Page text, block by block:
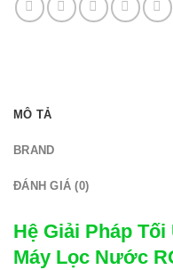
MÔ TẢ
BRAND
ĐÁNH GIÁ (0)
Hệ Giải Pháp
Máy Lọc Nước